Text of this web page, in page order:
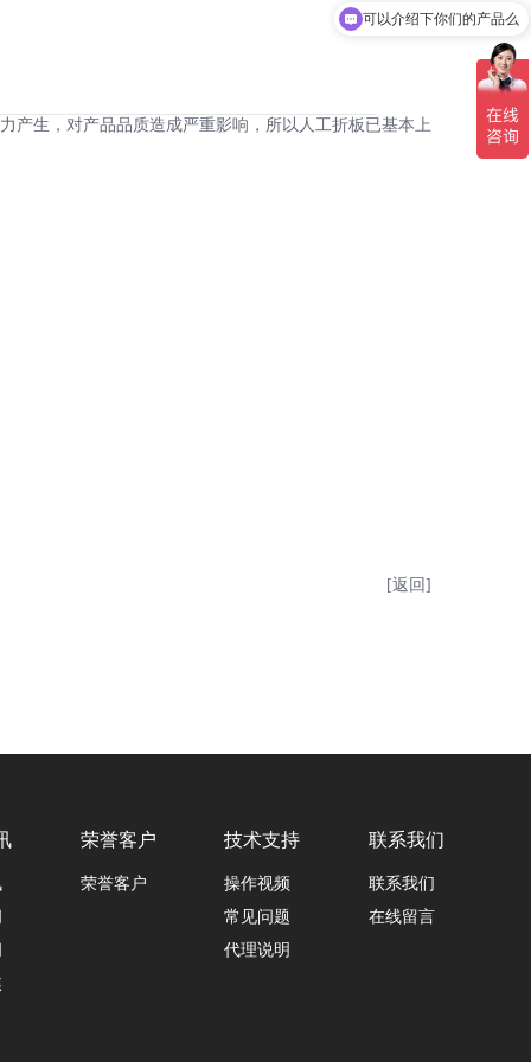
生，对产品品质造成严重影响，所以人工折板已基本上
[返回]
荣誉客户
荣誉客户
技术支持
操作视频
常见问题
代理说明
联系我们
联系我们
在线留言
可以介绍下你们的产品么